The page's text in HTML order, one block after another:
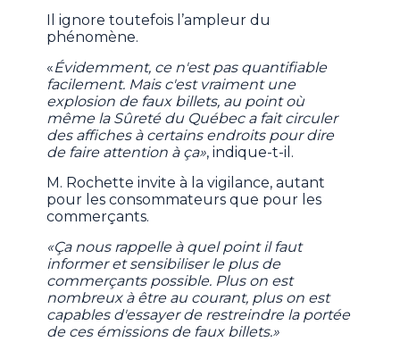
Il ignore toutefois l’ampleur du
phénomène.
«Évidemment, ce n'est pas quantifiable
facilement. Mais c'est vraiment une
explosion de faux billets, au point où
même la Sûreté du Québec a fait circuler
des affiches à certains endroits pour dire
de faire attention à ça», indique-t-il.
M. Rochette invite à la vigilance, autant
pour les consommateurs que pour les
commerçants.
«Ça nous rappelle à quel point il faut
informer et sensibiliser le plus de
commerçants possible. Plus on est
nombreux à être au courant, plus on est
capables d'essayer de restreindre la portée
de ces émissions de faux billets.»